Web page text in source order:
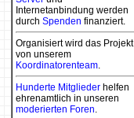
Internetanbindung werden
durch Spenden finanziert.
Organisiert wird das Projekt
von unserem
Koordinatorenteam.
Hunderte Mitglieder helfen
ehrenamtlich in unseren
moderierten Foren.